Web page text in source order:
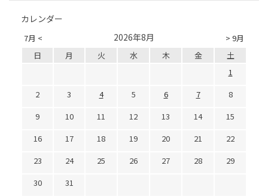
カレンダー
7月 < > 9月
2026年8月
日 月 火 水 木 金
土
1
2
3 4 5 6 7
8
9
10 11 12 13 14
15
16
17 18 19 20 21
22
23
24 25 26 27 28
29
30
31